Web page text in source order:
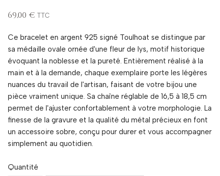
69,00 € TTC
Ce bracelet en argent 925 signé Toulhoat se distingue par
sa médaille ovale ornée d'une fleur de lys, motif historique
évoquant la noblesse et la pureté. Entièrement réalisé à la
main et à la demande, chaque exemplaire porte les légères
nuances du travail de l'artisan, faisant de votre bijou une
pièce vraiment unique. Sa chaîne réglable de 16,5 à 18,5 cm
permet de l'ajuster confortablement à votre morphologie. La
finesse de la gravure et la qualité du métal précieux en font
un accessoire sobre, conçu pour durer et vous accompagner
simplement au quotidien.
Quantité